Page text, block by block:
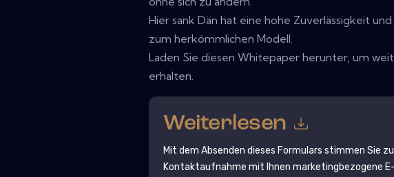
Hier sank Dän hat eine hohe Zuverlässigkeit
zum herkömmlichen Modell.
Laden Sie diesen Whitepaper herunter, um
erhalten.
Weiterlesen
Mit dem Absenden dieses Formulars stimmen Sie
Kontaktaufnahme mit Ihnen marketingbezogene